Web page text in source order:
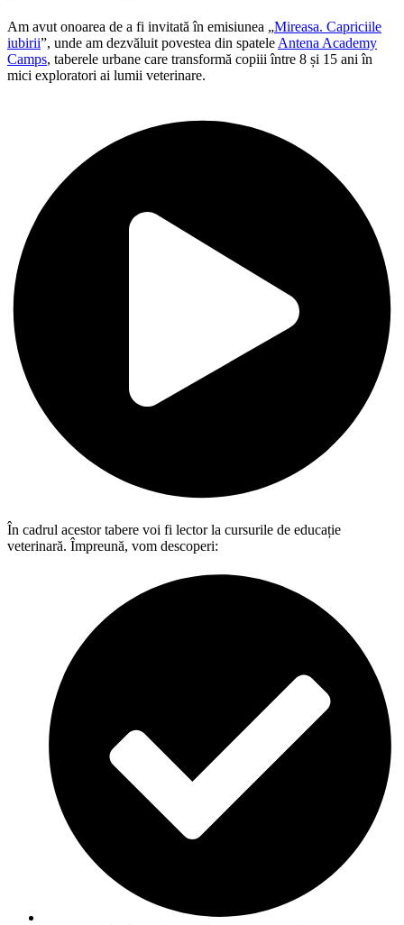
Am avut onoarea de a fi invitată în emisiunea „Mireasa. Capriciile
iubirii”, unde am dezvăluit povestea din spatele Antena Academy
Camps, taberele urbane care transformă copiii între 8 și 15 ani în
mici exploratori ai lumii veterinare.
În cadrul acestor tabere voi fi lector la cursurile de educație
veterinară. Împreună, vom descoperi: